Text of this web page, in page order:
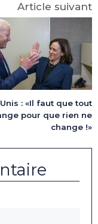
Article suivant
: «Il faut que tout
pour que rien ne
change !»